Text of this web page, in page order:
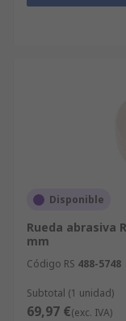
Disponible
Rueda abrasiva
mm
Código RS 488-5748
Subtotal (1 unidad)
69,97 €(exc. IVA)